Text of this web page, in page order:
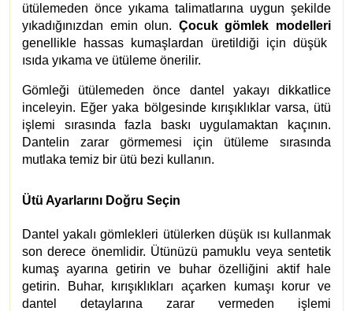
ütülemeden önce yıkama talimatlarına uygun şekilde
yıkadığınızdan emin olun. Çocuk gömlek modelleri
genellikle hassas kumaşlardan üretildiği için düşük
ısıda yıkama ve ütüleme önerilir.
Gömleği ütülemeden önce dantel yakayı dikkatlice
inceleyin. Eğer yaka bölgesinde kırışıklıklar varsa, ütü
işlemi sırasında fazla baskı uygulamaktan kaçının.
Dantelin zarar görmemesi için ütüleme sırasında
mutlaka temiz bir ütü bezi kullanın.
Ütü Ayarlarını Doğru Seçin
Dantel yakalı gömlekleri ütülerken düşük ısı kullanmak
son derece önemlidir. Ütünüzü pamuklu veya sentetik
kumaş ayarına getirin ve buhar özelliğini aktif hale
getirin. Buhar, kırışıklıkları açarken kumaşı korur ve
dantel detaylarına zarar vermeden işlemi